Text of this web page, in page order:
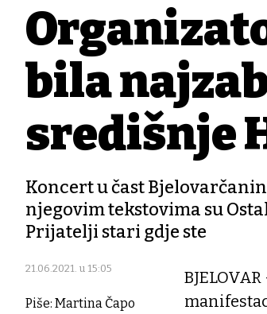
bila
središnje
Koncert u čast
njegovim tekstovima su
Prijatelji stari gdje ste
21.06.2021. u 15:05
Piše: Martina Čapo